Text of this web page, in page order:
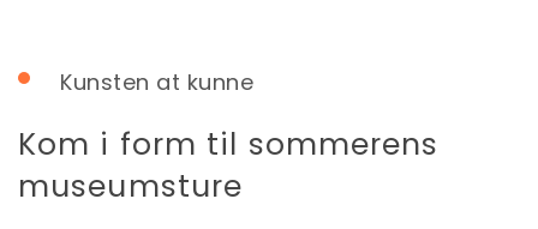
Kunsten at kunne
Kom i form til sommerens
museumsture